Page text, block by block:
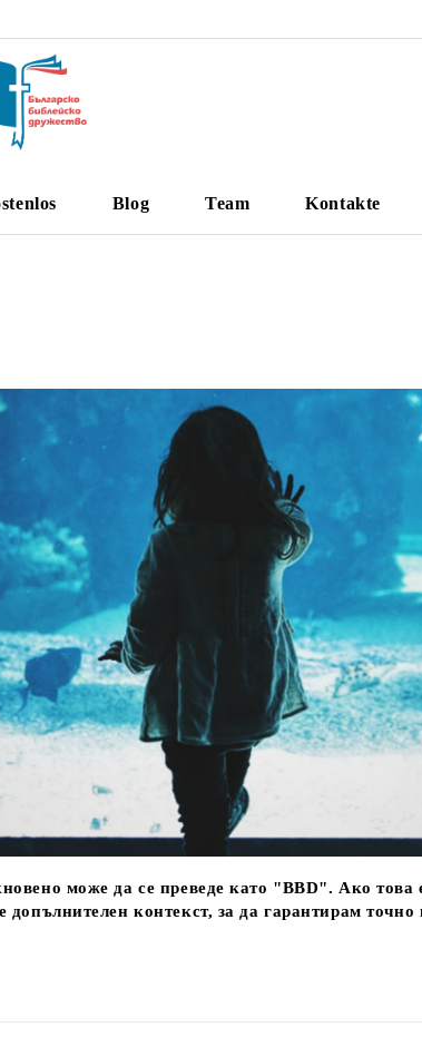
Blog Team Kontakte
може да се преведе като "BBD". Ако това
допълнителен контекст, за да гарантирам точно